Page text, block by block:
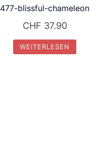
477-blissful-chameleon
CHF 37.90
WEITERLESEN